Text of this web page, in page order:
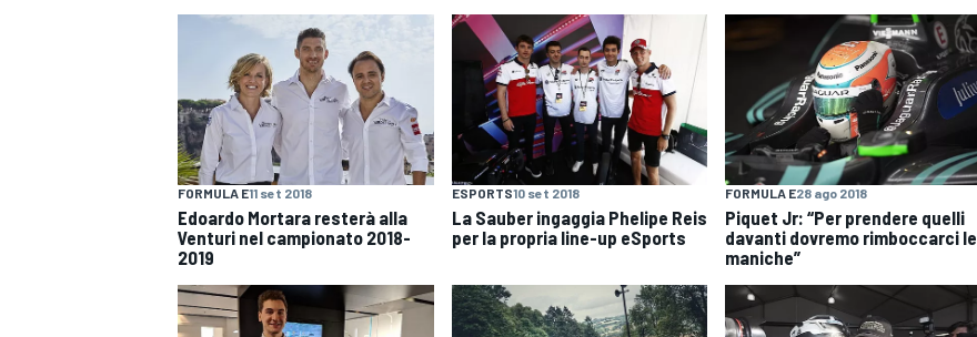
ENDURANCE/GT
FORMULA E11 set 2018
Edoardo Mortara resterà alla
Venturi nel campionato 2018-
2019
ESPORTS10 set 2018
La Sauber ingaggia Phelipe Reis
per la propria line-up eSports
FORMULA E28 ago 2018
Piquet Jr: “Per prendere quelli
davanti dovremo rimboccarci le
maniche”